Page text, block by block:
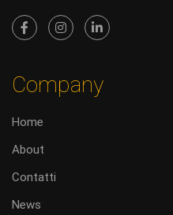
Company
Home
About
Contatti
News